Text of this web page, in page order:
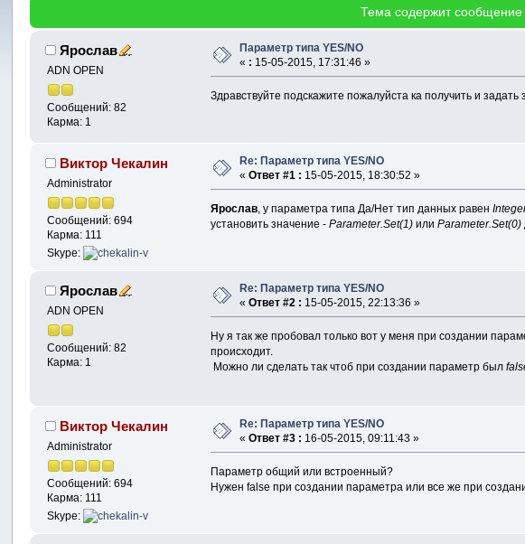
Тема содержит
Ярослав
ADN OPEN
Сообщений: 82
Карма: 1
Параметр типа YES/NO
« : 15-05-2015, 17:31:46 »
Здравствуйте подскажите пожалуйста ка получить и
Виктор Чекалин
Administrator
Сообщений: 694
Карма: 111
Skype:
Re: Параметр типа YES/NO
«Ответ #1 : 15-05-2015, 18:30:52 »
Ярослав , у параметра типа Да/Нет тип данных равен
установить значение -Parameter.Set(1) илиParameter.Set(0)
Ярослав
ADN OPEN
Сообщений: 82
Карма: 1
Re: Параметр типа YES/NO
«Ответ #2 : 15-05-2015, 22:13:36 »
Ну я так же пробовал только вот у меня при создании
происходит.
Можно ли сделать так чтоб при создании параметр был
Виктор Чекалин
Administrator
Сообщений: 694
Карма: 111
Skype:
Re: Параметр типа YES/NO
«Ответ #3 : 16-05-2015, 09:11:43 »
Параметр общий или встроенный?
Нужен false при создании параметра или все же при